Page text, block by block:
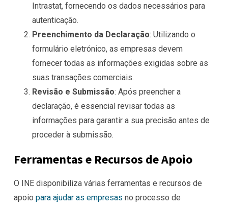
Intrastat, fornecendo os dados necessários para
autenticação.
Preenchimento da Declaração: Utilizando o
formulário eletrónico, as empresas devem
fornecer todas as informações exigidas sobre as
suas transações comerciais.
Revisão e Submissão: Após preencher a
declaração, é essencial revisar todas as
informações para garantir a sua precisão antes de
proceder à submissão.
Ferramentas e Recursos de Apoio
O INE disponibiliza várias ferramentas e recursos de
apoio para ajudar as empresas no processo de